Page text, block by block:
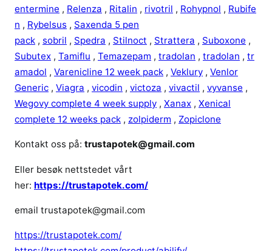
entermine , Relenza , Ritalin , rivotril , Rohypnol , Rubife
n , Rybelsus , Saxenda 5 pen
pack , sobril , Spedra , Stilnoct , Strattera , Suboxone ,
Subutex , Tamiflu , Temazepam , tradolan , tradolan , tr
amadol , Varenicline 12 week pack , Veklury , Venlor
Generic , Viagra , vicodin , victoza , vivactil , vyvanse ,
Wegovy complete 4 week supply , Xanax , Xenical
complete 12 weeks pack , zolpiderm , Zopiclone
Kontakt oss på: trustapotek@gmail.com
Eller besøk nettstedet vårt
her: https://trustapotek.com/
email trustapotek@gmail.com
https://trustapotek.com/